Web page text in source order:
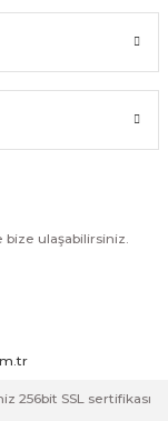
ulaşabilirsiniz.
256bit SSL sertifikası